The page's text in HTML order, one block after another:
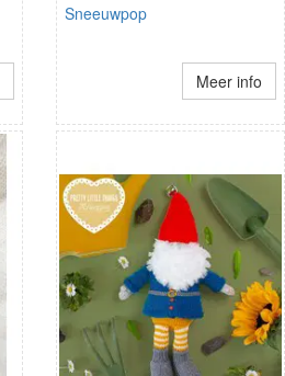
Sneeuwpop
Meer info